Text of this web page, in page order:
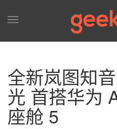
Toggle
全新岚图知
光 首搭华为
座舱 5